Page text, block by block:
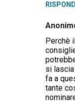
RISPONDI
Perchè
si
fa a
tante